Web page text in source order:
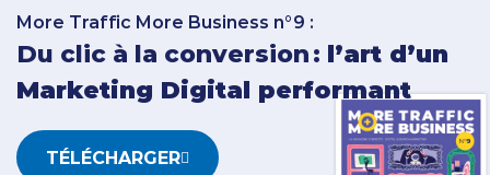
More Traffic More Business n°9 :
Du clic à la conversion : l’art d’un
Marketing Digital performant
TÉLÉCHARGER